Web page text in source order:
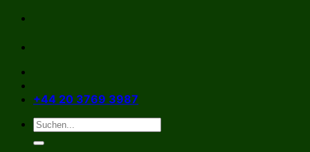
Zum
springen
+44 20 3769 3987